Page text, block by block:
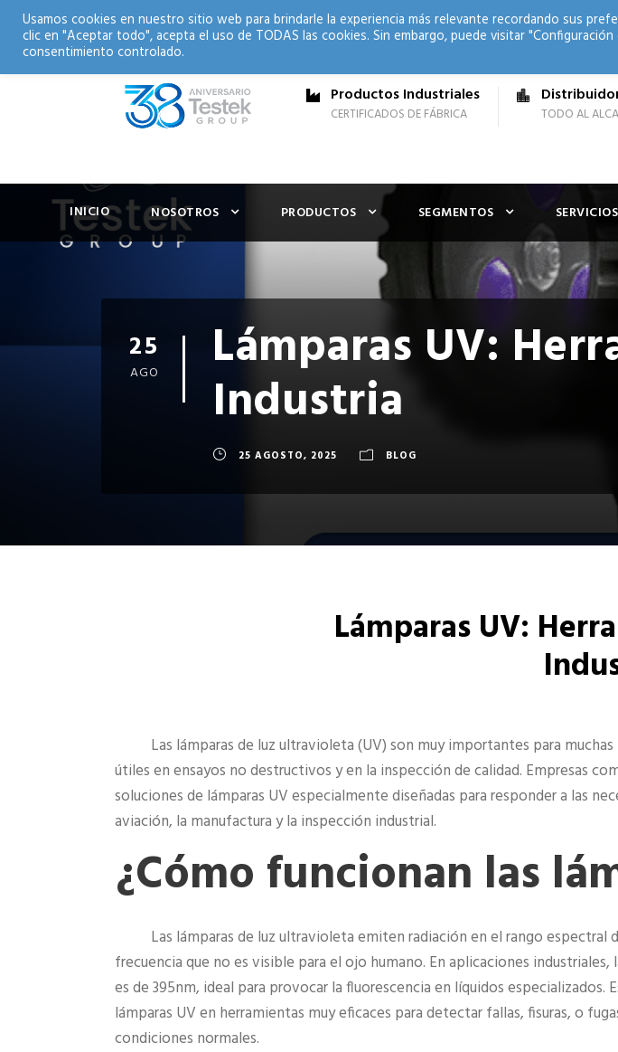
Productos Industriales
CERTIFICADOS DE FÁBRICA TODO AL
INICIO NOSOTROS PRODUCTOS SEGMENTOS SERVICIOS
25
AGO Lámparas UV:
Industria
25 AGOSTO, 2025 BLOG
Lámparas UV:
Las lámparas de luz ultravioleta (UV) son muy importantes para
útiles en ensayos no destructivos y en la inspección de calidad. Empresas
soluciones de lámparas UV especialmente diseñadas para responder a las
aviación, la manufactura y la inspección industrial.
¿Cómo funcionan las
Las lámparas de luz ultravioleta emiten radiación en el rango espectral
frecuencia que no es visible para el ojo humano. En aplicaciones
es de 395nm, ideal para provocar la fluorescencia en líquidos especializados.
lámparas UV en herramientas muy eficaces para detectar fallas, fisuras, o
condiciones normales.
Usamos cookies en nuestro sitio web para brindarle la experiencia más relevante recordando sus
clic en "Aceptar todo", acepta el uso de TODAS las cookies. Sin embargo, puede visitar
consentimiento controlado.